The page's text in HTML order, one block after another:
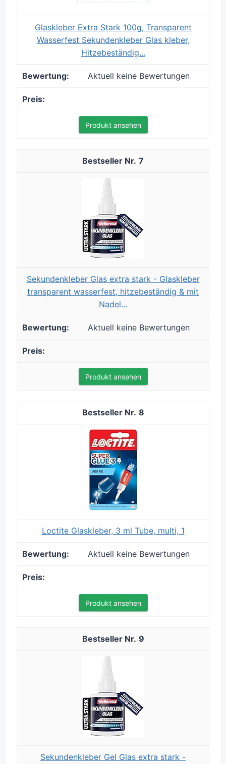
Glaskleber Extra Stark 100g, Transparent
Wasserfest Sekundenkleber Glas kleber,
Hitzebeständig...
Aktuell keine Bewertungen
Produkt ansehen
7
Sekundenkleber Glas extra stark - Glaskleber
transparent wasserfest, hitzebeständig & mit
Nadel...
Aktuell keine Bewertungen
Produkt ansehen
8
Loctite Glaskleber, 3 ml Tube, multi, 1
Aktuell keine Bewertungen
Produkt ansehen
9
Sekundenkleber Gel Glas extra stark -